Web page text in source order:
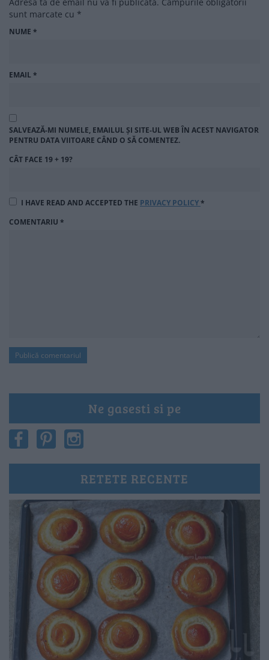
sunt marcate cu *
NUME *
EMAIL*
SALVEAZĂ-MI NUMELE, EMAILUL ȘI SITE-UL WEB ÎN ACEST NAVIGATOR
PENTRU DATA VIITOARE CÂND O SĂ COMENTEZ.
CÂT FACE 19 + 19?
I HAVE READ AND ACCEPTED THE PRIVACY POLICY*
COMENTARIU *
Ne gasesti si pe
RETETE RECENTE